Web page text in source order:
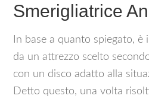
Smerigliatrice
In base a quanto spiegato,
da un attrezzo scelto
con un disco adatto alla
Detto questo, una volta